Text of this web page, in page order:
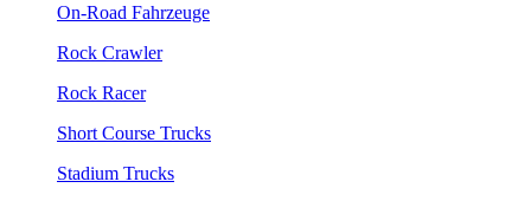
On-Road Fahrzeuge
Rock Crawler
Rock Racer
Short Course Trucks
Stadium Trucks